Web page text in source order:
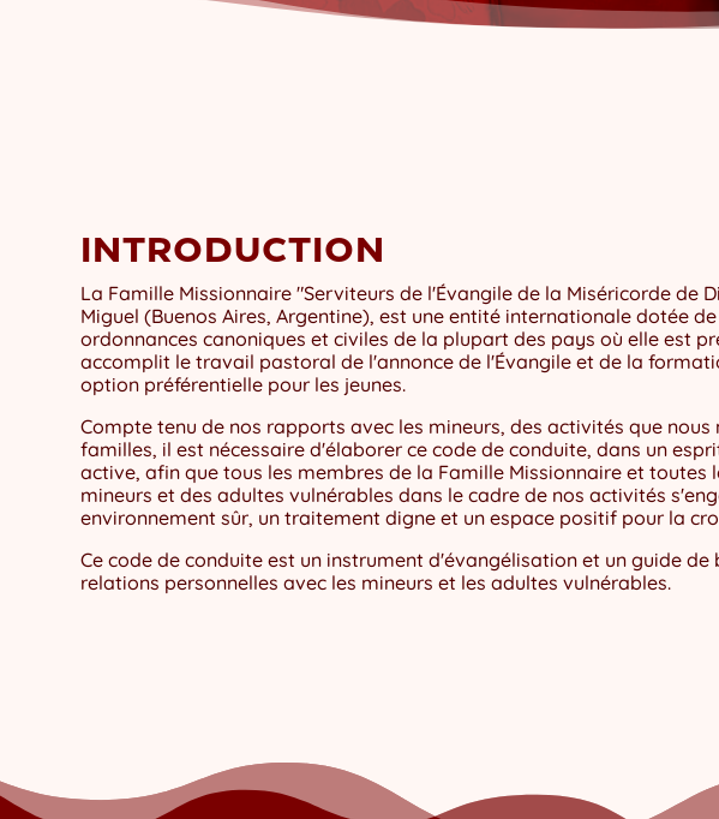
INTRODUCTION
La Famille Missionnaire "Serviteurs de l'Évangile de la Miséricorde de
Miguel (Buenos Aires, Argentine), est une entité internationale dotée
ordonnances canoniques et civiles de la plupart des pays où elle est
accomplit le travail pastoral de l'annonce de l'Évangile et de la
option préférentielle pour les jeunes.
Compte tenu de nos rapports avec les mineurs, des activités que nous
familles, il est nécessaire d'élaborer ce code de conduite, dans un
active, afin que tous les membres de la Famille Missionnaire et toutes
mineurs et des adultes vulnérables dans le cadre de nos activités
environnement sûr, un traitement digne et un espace positif pour la
Ce code de conduite est un instrument d'évangélisation et un guide de
relations personnelles avec les mineurs et les adultes vulnérables.